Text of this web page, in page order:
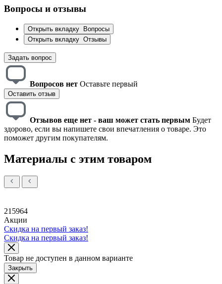
Вопросы и отзывы
Открыть вкладку
Вопросы
Открыть вкладку Отзывы
Задать вопрос
Вопросов нет Оставьте первый
Оставить отзыв
Отзывов еще нет - ваш может стать первым Будет
здорово, если вы напишете свои впечатления о товаре. Это
поможет другим покупателям.
Материалы с этим товаром
215964
Акции
Скидка на первый заказ!
Скидка на первый заказ!
Товар не доступен в данном варианте
Закрыть